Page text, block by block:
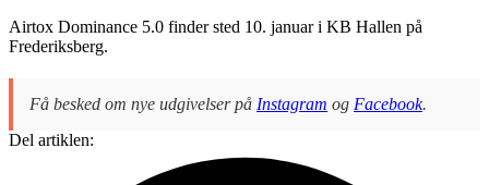
Airtox Dominance 5.0 finder sted 10. januar i KB Hallen på
Frederiksberg.
Få besked om nye udgivelser på Instagram og Facebook.
Del artiklen: